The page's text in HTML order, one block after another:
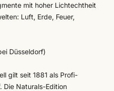
mit hoher Lichtechtheit
Luft, Erde, Feuer,
Düsseldorf)
gilt seit 1881 als Profi-
. Die Naturals-Edition